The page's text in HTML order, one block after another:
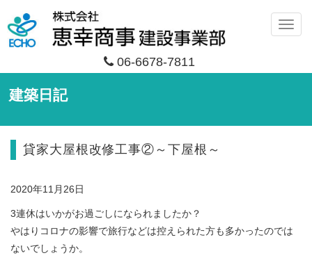
06-6678-7811
メ
建築日記
貸家大屋根改修工事②～下屋根～
2020年11月26日
3連休はいかがお過ごしになられましたか？
やはりコロナの影響で旅行などは控えられた方も多かったのでは
ないでしょうか。